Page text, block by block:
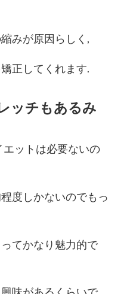
みが原因らしく,
正してくれます.
ッチもあるみ
ットは必要ないの
度しかないのでもっ
てかなり魅力的で